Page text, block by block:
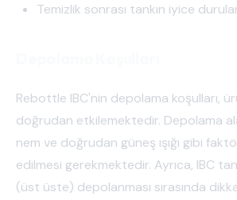
Temizlik sonrası tankın iyice
Rebottle IBC'nin depolama koşulları,
doğrudan etkilemektedir. Depolama
nem ve doğrudan güneş ışığı gibi
edilmesi gerekmektedir. Ayrıca, IBC
(üst üste) depolanması sırasında